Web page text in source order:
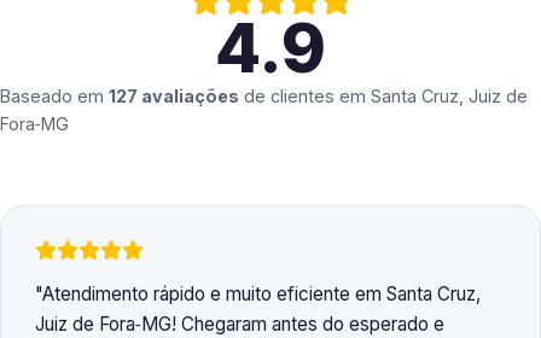
4.9
Baseado em 127 avaliações de clientes em Santa Cruz, Juiz de
Fora‑MG
Atendimento rápido e muito eficiente em Santa Cruz,
Juiz de Fora‑MG! Chegaram antes do esperado e